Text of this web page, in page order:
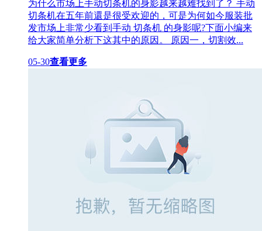
为什么市场上手动切条机的身影越来越难找到了？ 手动
切条机在五年前還是很受欢迎的，可是为何如今服装批
发市场上非常少看到手动 切条机 的身影呢?下面小编来
给大家简单分析下这其中的原因。 原因一，切割效...
05-30查看更多